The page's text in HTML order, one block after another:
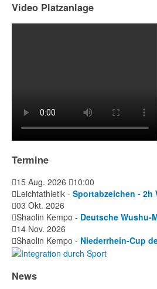
Video Platzanlage
Termine
15 Aug. 2026
10:00
Leichtathletik - Sportabzeichen - 2h
03 Okt. 2026
Shaolin Kempo - Deutsche Wushu-
14 Nov. 2026
Shaolin Kempo - Niederrhein-Cup
News